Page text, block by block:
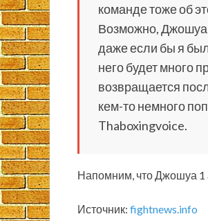
команде тоже об
Возможно, Джошуа
даже если бы я
него будет много
возвращается
кем-то немного
Thaboxingvoice.
Напомним, что Джошуа 1
Источник: fightnews.info